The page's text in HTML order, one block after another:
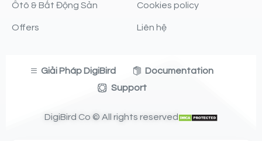
Ôtô & Bất Động Sản
Offers
Cookies policy
Liên hệ
Giải Pháp DigiBird
Documentation
Support
DigiBird Co © All rights reserved